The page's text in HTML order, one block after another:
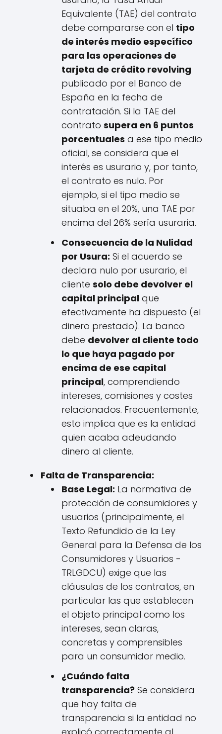
Equivalente (TAE) del contrato
debe compararse con el tipo
de interés medio específico
para las operaciones de
tarjeta de crédito revolving
publicado por el Banco de
España en la fecha de
contratación. Si la TAE del
contrato supera en 6 puntos
porcentuales a ese tipo medio
oficial, se considera que el
interés es usurario y, por tanto,
el contrato es nulo. Por
ejemplo, si el tipo medio se
situaba en el 20%, una TAE por
encima del 26% sería usuraria.
Consecuencia de la Nulidad
por Usura: Si el acuerdo se
declara nulo por usurario, el
cliente solo debe devolver el
capital principal que
efectivamente ha dispuesto (el
dinero prestado). La banco
debe devolver al cliente todo
lo que haya pagado por
encima de ese capital
principal, comprendiendo
intereses, comisiones y costes
relacionados. Frecuentemente,
esto implica que es la entidad
quien acaba adeudando
dinero al cliente.
Falta de Transparencia:
Base Legal: La normativa de
protección de consumidores y
usuarios (principalmente, el
Texto Refundido de la Ley
General para la Defensa de los
Consumidores y Usuarios -
TRLGDCU) exige que las
cláusulas de los contratos, en
particular las que establecen
el objeto principal como los
intereses, sean claras,
concretas y comprensibles
para un consumidor medio.
¿Cuándo falta
transparencia? Se considera
que hay falta de
transparencia si la entidad no